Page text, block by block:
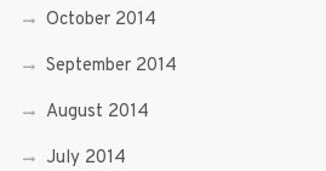
October 2014
September 2014
August 2014
July 2014